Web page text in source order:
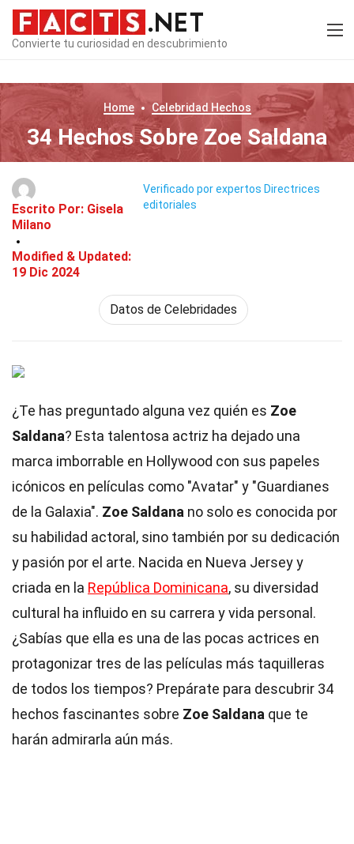
Convierte tu curiosidad en descubrimiento
Home Celebridad Hechos
34 Hechos Sobre Zoe Saldana
Escrito Por: Gisela
Milano
Modified & Updated:
19 Dic 2024
Verificado por expertos Directrices
editoriales
Datos de Celebridades
¿Te has preguntado alguna vez quién es Zoe
Saldana? Esta talentosa actriz ha dejado una
marca imborrable en Hollywood con sus papeles
icónicos en películas como "Avatar" y "Guardianes
de la Galaxia". Zoe Saldana no solo es conocida por
su habilidad actoral, sino también por su dedicación
y pasión por el arte. Nacida en Nueva Jersey y
criada en la República Dominicana, su diversidad
cultural ha influido en su carrera y vida personal.
¿Sabías que ella es una de las pocas actrices en
protagonizar tres de las películas más taquilleras
de todos los tiempos? Prepárate para descubrir 34
hechos fascinantes sobre Zoe Saldana que te
harán admirarla aún más.